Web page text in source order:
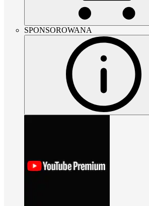
SPONSOROWANA